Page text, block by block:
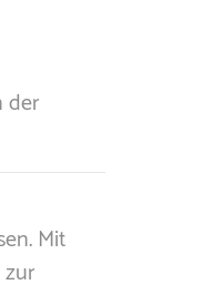
der
Mit